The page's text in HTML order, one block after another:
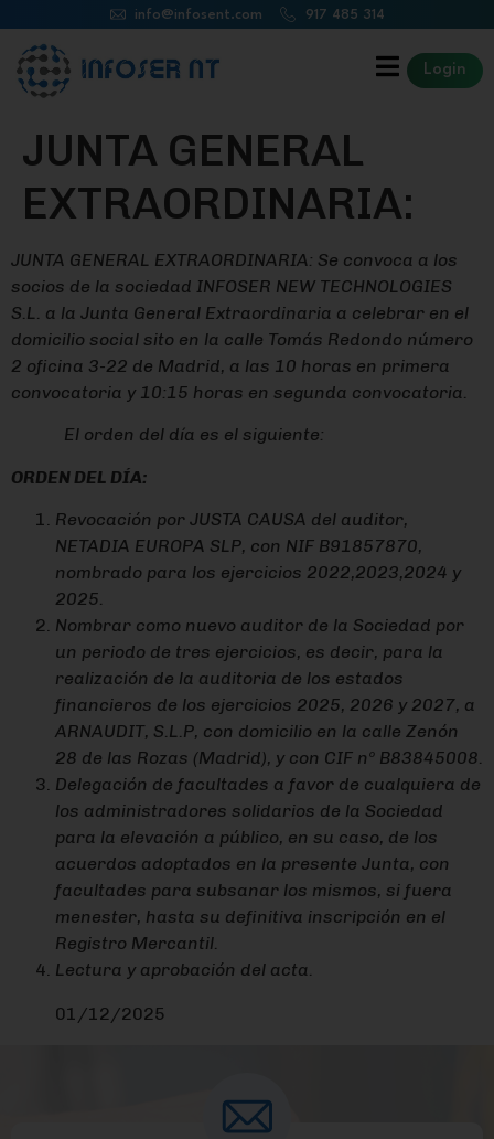
info@infosent.com 917 485 314
Login
JUNTA GENERAL
EXTRAORDINARIA:
JUNTA GENERAL EXTRAORDINARIA: Se convoca a los
socios de la sociedad INFOSER NEW TECHNOLOGIES
S.L. a la Junta General Extraordinaria a celebrar en el
domicilio social sito en la calle Tomás Redondo número
2 oficina 3-22 de Madrid, a las 10 horas en primera
convocatoria y 10:15 horas en segunda convocatoria.
El orden del día es el siguiente:
ORDEN DEL DÍA:
Revocación por JUSTA CAUSA del auditor,
NETADIA EUROPA SLP, con NIF B91857870,
nombrado para los ejercicios 2022,2023,2024 y
2025.
Nombrar como nuevo auditor de la Sociedad por
un periodo de tres ejercicios, es decir, para la
realización de la auditoria de los estados
financieros de los ejercicios 2025, 2026 y 2027, a
ARNAUDIT, S.L.P, con domicilio en la calle Zenón
28 de las Rozas (Madrid), y con CIF nº B83845008.
Delegación de facultades a favor de cualquiera de
los administradores solidarios de la Sociedad
para la elevación a público, en su caso, de los
acuerdos adoptados en la presente Junta, con
facultades para subsanar los mismos, si fuera
menester, hasta su definitiva inscripción en el
Registro Mercantil.
Lectura y aprobación del acta.
01/12/2025